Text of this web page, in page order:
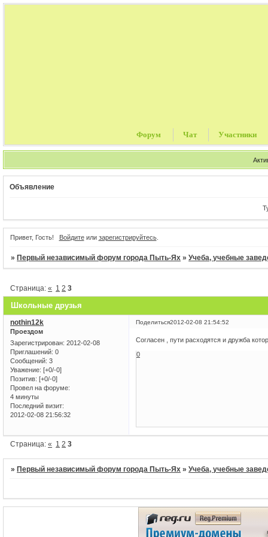
Форум Чат Участники
Объявление
Привет, Гость! Войдитеили зарегистрируйтесь.
»Первый независимый форум города Пыть-Ях »Учеба, учебные
Школьные друзья
Страница:« 1 2 3
Поделиться2012-02-08 21:54:52
nothin12k
Проездом
Зарегистрирован: 2012-02-08
Приглашений: 0
Сообщений: 3
Уважение: [+0/-0]
Позитив: [+0/-0]
Провел на форуме:
4 минуты
Последний визит:
2012-02-08 21:56:32
Согласен , пути расходятся и дружба
0
Страница:« 1 2 3
» Первый независимый форум города Пыть-Ях »Учеба, учебные